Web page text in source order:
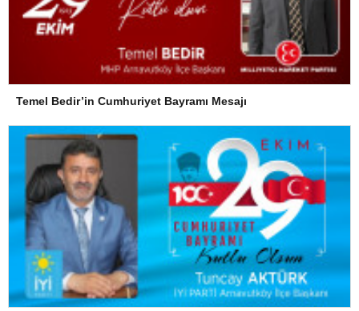
Temel Bedir’in Cumhuriyet Bayramı Mesajı